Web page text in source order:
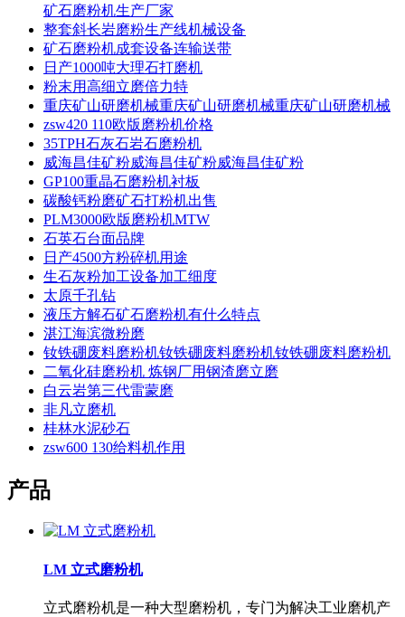
矿石磨粉机生产厂家
整套斜长岩磨粉生产线机械设备
矿石磨粉机成套设备连输送带
日产1000吨大理石打磨机
粉末用高细立磨倍力特
重庆矿山研磨机械重庆矿山研磨机械重庆矿山研磨机械
zsw420 110欧版磨粉机价格
35TPH石灰石岩石磨粉机
威海昌佳矿粉威海昌佳矿粉威海昌佳矿粉
GP100重晶石磨粉机衬板
碳酸钙粉磨矿石打粉机出售
PLM3000欧版磨粉机MTW
石英石台面品牌
日产4500方粉碎机用途
生石灰粉加工设备加工细度
太原千孔钻
液压方解石矿石磨粉机有什么特点
湛江海滨微粉磨
钕铁硼废料磨粉机钕铁硼废料磨粉机钕铁硼废料磨粉机
二氧化硅磨粉机 炼钢厂用钢渣磨立磨
白云岩第三代雷蒙磨
非凡立磨机
桂林水泥砂石
zsw600 130给料机作用
产品
LM 立式磨粉机
立式磨粉机是一种大型磨粉机，专门为解决工业磨机产